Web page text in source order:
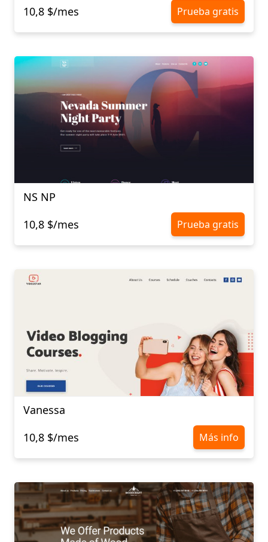
10,8 $/mes
Prueba gratis
NS NP
10,8 $/mes
Prueba gratis
Vanessa
10,8 $/mes
Más info